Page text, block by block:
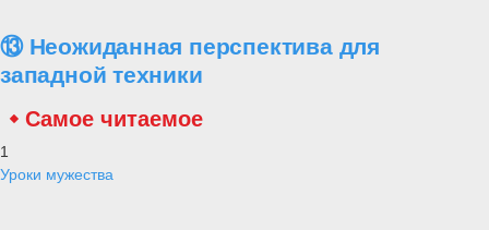
⑬ Неожиданная перспектива для
западной техники
Самое читаемое
1
Уроки мужества